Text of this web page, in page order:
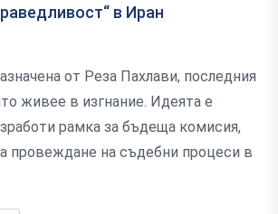
в Иран
от Реза Пахлави, последния
живее в изгнание. Идеята е
рамка за бъдеща комисия,
провеждане на съдебни процеси в